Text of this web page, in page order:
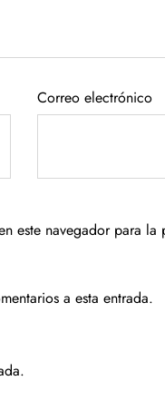
Correo electrónico
este navegador para la
a esta entrada.